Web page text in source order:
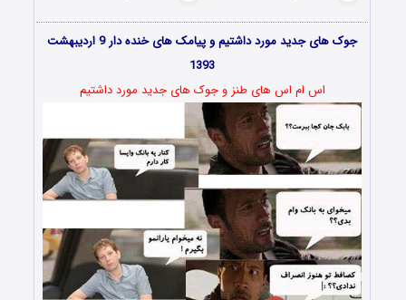
جوک های جدید مورد داشتیم و پیامک های خنده دار 9 اردیبهشت
1393
اس ام اس های طنز و جوک های جدید مورد داشتیم